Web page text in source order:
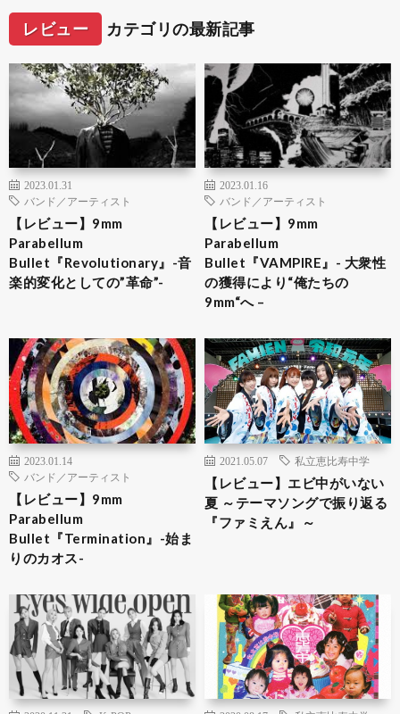
レビュー カテゴリの最新記事
2023.01.31
バンド／アーティスト
【レビュー】9mm
Parabellum
Bullet『Revolutionary』-音
楽的変化としての”革命”-
2023.01.16
バンド／アーティスト
【レビュー】9mm
Parabellum
Bullet『VAMPIRE』- 大衆性
の獲得により“俺たちの
9mm“へ –
2023.01.14
バンド／アーティスト
【レビュー】9mm
Parabellum
Bullet『Termination』-始ま
りのカオス-
2021.05.07 私立恵比寿中学
【レビュー】エビ中がいない
夏 ～テーマソングで振り返る
『ファミえん』～